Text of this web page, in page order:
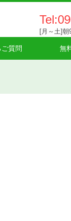
[月～土]朝
質問 無